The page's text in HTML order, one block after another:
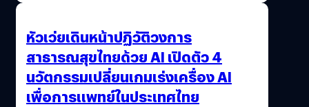
หัวเว่ยเดินหน้าปฏิวัติวงการ
สาธารณสุขไทยด้วย AI เปิดตัว 4
นวัตกรรมเปลี่ยนเกมเร่งเครื่อง AI
เพื่อการแพทย์ในประเทศไทย